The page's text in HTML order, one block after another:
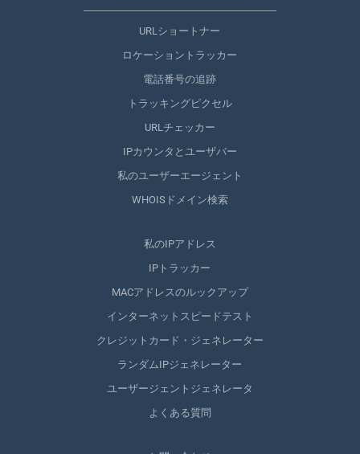
URLショートナー
ロケーショントラッカー
電話番号の追跡
トラッキングピクセル
URLチェッカー
IPカウンタとユーザバー
私のユーザーエージェント
WHOISドメイン検索
私のIPアドレス
IPトラッカー
MACアドレスのルックアップ
インターネットスピードテスト
クレジットカード・ジェネレーター
ランダムIPジェネレーター
ユーザージェントジェネレータ
よくある質問